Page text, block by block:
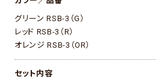
グリーン RSB-3（G）
レッド RSB-3（R）
オレンジ RSB-3（OR）
セット内容